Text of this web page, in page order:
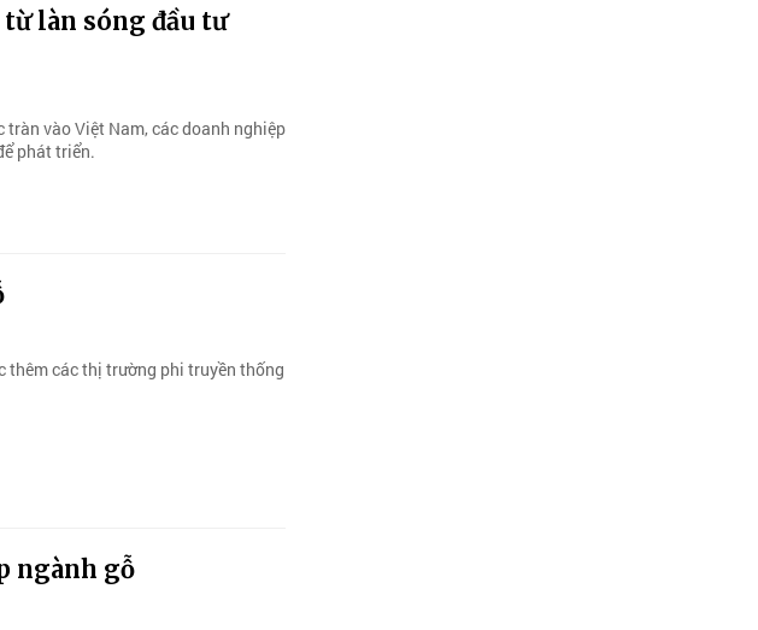
làn sóng đầu tư
vào Việt Nam, các doanh nghiệp
phát triển.
thêm các thị trường phi truyền thống
ngành gỗ